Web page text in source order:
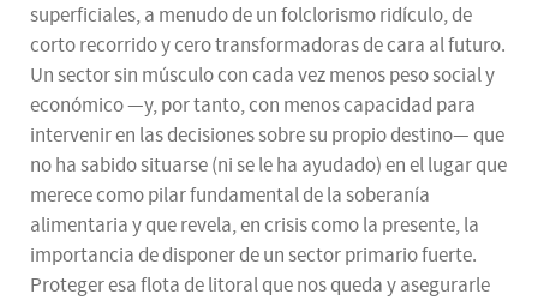
superficiales, a menudo de un folclorismo ridículo, de
corto recorrido y cero transformadoras de cara al futuro.
Un sector sin músculo con cada vez menos peso social y
económico —y, por tanto, con menos capacidad para
intervenir en las decisiones sobre su propio destino— que
no ha sabido situarse (ni se le ha ayudado) en el lugar que
merece como pilar fundamental de la soberanía
alimentaria y que revela, en crisis como la presente, la
importancia de disponer de un sector primario fuerte.
Proteger esa flota de litoral que nos queda y asegurarle